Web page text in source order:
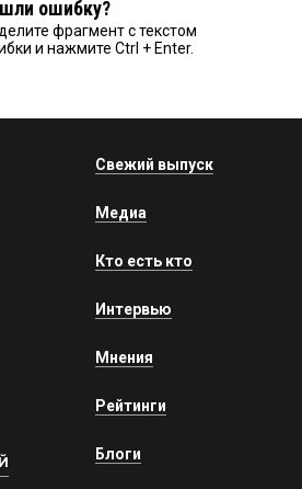
ошибку?
фрагмент с текстом
и нажмите Ctrl + Enter.
Свежий выпуск
Медиа
Кто есть кто
Интервью
Мнения
Рейтинги
Блоги